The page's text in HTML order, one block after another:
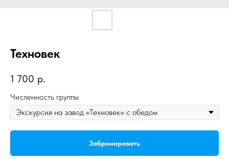
Техновек
1 700 р.
Численность группы
Забронировать